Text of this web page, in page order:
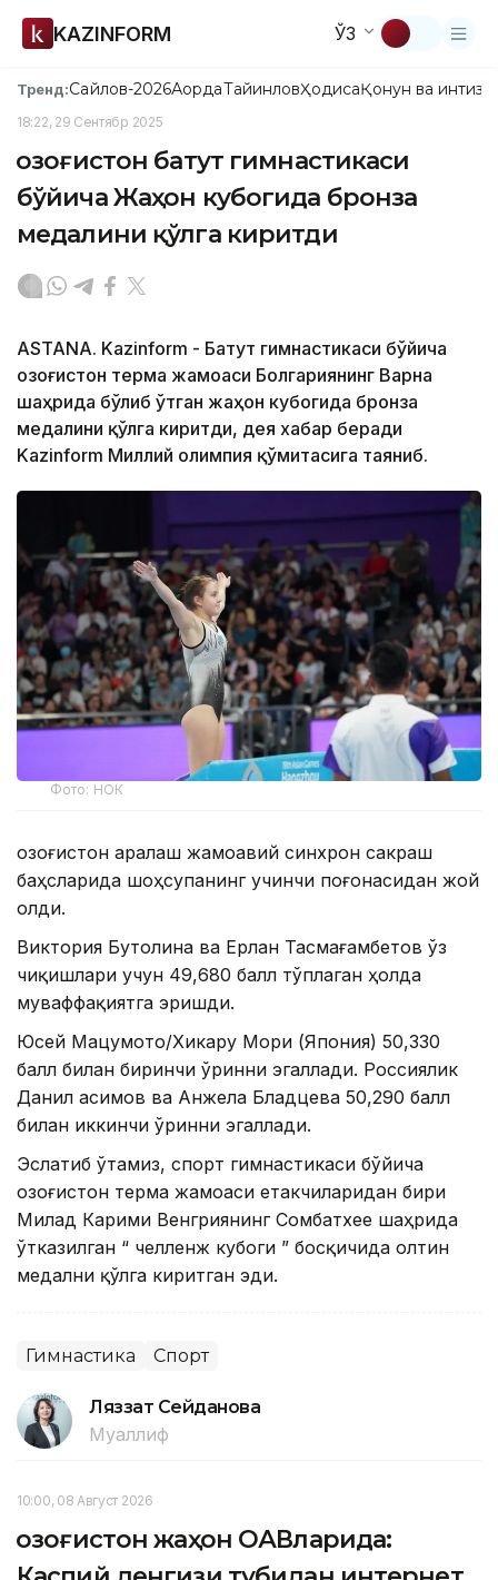
KAZINFORM ЎЗ
Тренд:Сайлов-2026АқордаТайинловҲодисаҚонун ва
18:22, 29 Сентябр 2025
Қозоғистон батут гимнастикаси
бўйича Жаҳон кубогида бронза
медалини қўлга киритди
ASTANA. Kazinform - Батут гимнастикаси бўйича
Қозоғистон терма жамоаси Болгариянинг Варна
шаҳрида бўлиб ўтган жаҳон кубогида бронза
медалини қўлга киритди, дея хабар беради
Kazinform Миллий олимпия қўмитасига таяниб.
Фото: НОК
Қозоғистон аралаш жамоавий синхрон сакраш
баҳсларида шоҳсупанинг учинчи поғонасидан жой
олди.
Виктория Бутолина ва Ерлан Тасмағамбетов ўз
чиқишлари учун 49,680 балл тўплаган ҳолда
муваффақиятга эришди.
Юсей Мацумото/Хикару Мори (Япония) 50,330
балл билан биринчи ўринни эгаллади. Россиялик
Данил Қасимов ва Анжела Бладцева 50,290 балл
билан иккинчи ўринни эгаллади.
Эслатиб ўтамиз, спорт гимнастикаси бўйича
Қозоғистон терма жамоаси етакчиларидан бири
Милад Карими Венгриянинг Сомбатхее шаҳрида
ўтказилган “ челленж кубоги ” босқичида олтин
медални қўлга киритган эди.
Гимнастика Спорт
Ляззат Сейданова
Муаллиф
10:00, 08 Август 2026
Қозоғистон жаҳон ОАВларида: